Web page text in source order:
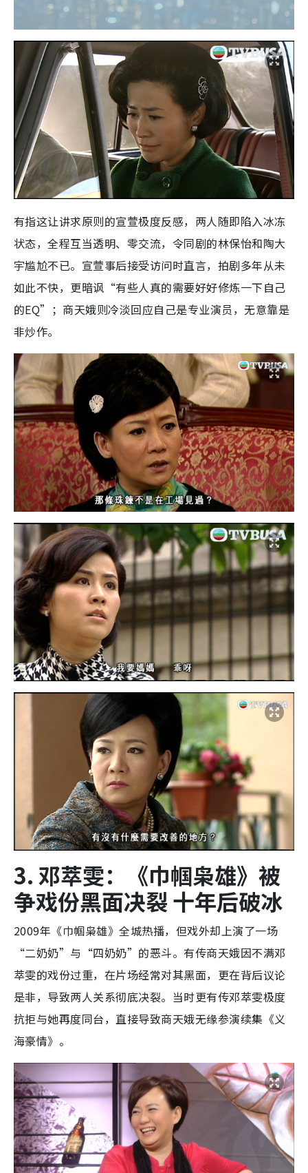
有指这让讲求原则的宣萱极度反感，两人随即陷入冰冻
状态，全程互当透明、零交流，令同剧的林保怡和陶大
宇尴尬不已。宣萱事后接受访问时直言，拍剧多年从未
如此不快，更暗讽“有些人真的需要好好修炼一下自己
的EQ”；商天娥则冷淡回应自己是专业演员，无意靠是
非炒作。
3. 邓萃雯：《巾帼枭雄》被
争戏份黑面决裂 十年后破冰
2009年《巾帼枭雄》全城热播，但戏外却上演了一场
“二奶奶”与“四奶奶”的恶斗。有传商天娥因不满邓
萃雯的戏份过重，在片场经常对其黑面，更在背后议论
是非，导致两人关系彻底决裂。当时更有传邓萃雯极度
抗拒与她再度同台，直接导致商天娥无缘参演续集《义
海豪情》。